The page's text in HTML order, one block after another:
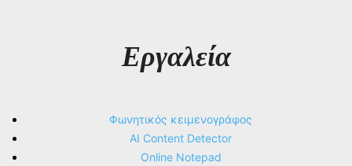
Εργαλεία
Φωνητικός κειμενογράφος
AI Content Detector
Online Notepad